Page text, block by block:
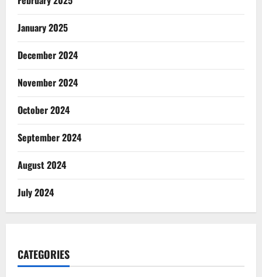
January 2025
December 2024
November 2024
October 2024
September 2024
August 2024
July 2024
CATEGORIES